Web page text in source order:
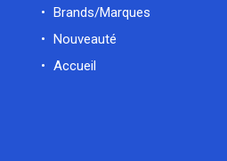
Brands/Marques
Nouveauté
Accueil